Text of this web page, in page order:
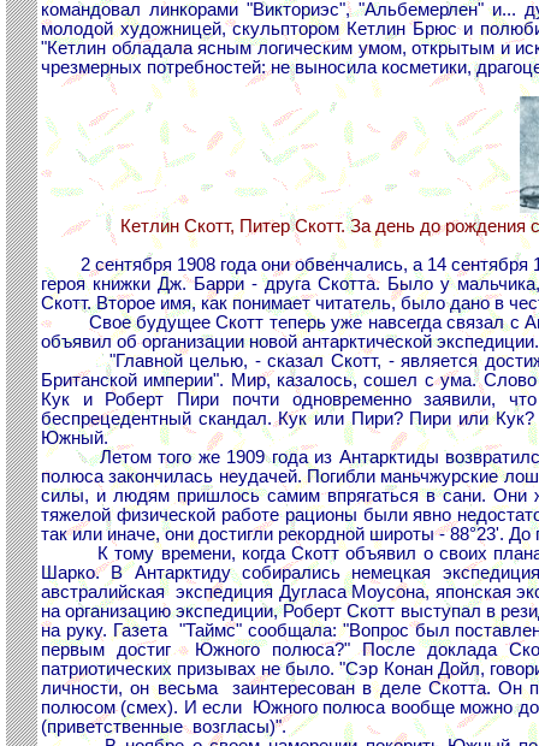
командовал линкорами "Викториэс", "Альбемерлен"
молодой художницей, скульптором Кетлин Брюс и
"Кетлин обладала ясным логическим умом, открытым и
чрезмерных потребностей: не выносила косметики,
Кетлин Скотт, Питер Скотт. За день до
2 сентября 1908 года они обвенчались, а 14
героя книжки Дж. Барри - друга Скотта. Было у
Скотт. Второе имя, как понимает читатель, было дано в
Свое будущее Скотт теперь уже навсегда связал с
объявил об организации новой антарктической экспедиции.
"Главной целью, - сказал Скотт, - является
Британской империи". Мир, казалось, сошел с ума.
Кук и Роберт Пири почти одновременно заявили,
беспрецедентный скандал. Кук или Пири? Пири или
Южный.
Летом того же 1909 года из Антарктиды
полюса закончилась неудачей. Погибли маньчжурские
силы, и людям пришлось самим впрягаться в сани. Они
тяжелой физической работе рационы были явно
так или иначе, они достигли рекордной широты - 88°23'.
К тому времени, когда Скотт объявил о своих
Шарко. В Антарктиду собирались немецкая
австралийская экспедиция Дугласа Моусона, японская
на организацию экспедиции, Роберт Скотт выступал в
на руку. Газета "Таймс" сообщала: "Вопрос был
первым достиг Южного полюса?" После доклада
патриотических призывах не было. "Сэр Конан Дойл,
личности, он весьма заинтересован в деле Скотта. Он
полюсом (смех). И если Южного полюса вообще можно
(приветственные возгласы)".